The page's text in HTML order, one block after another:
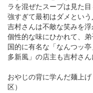
ラを混ぜたスープは見た
強すぎて最初はダメとい
吉村さんは不敵な笑みを浮
個性的な味にひかれて、
国的に有名な「なんつッ
多新風」の店主も吉村さ
おやじの背に学んだ麺上
区）